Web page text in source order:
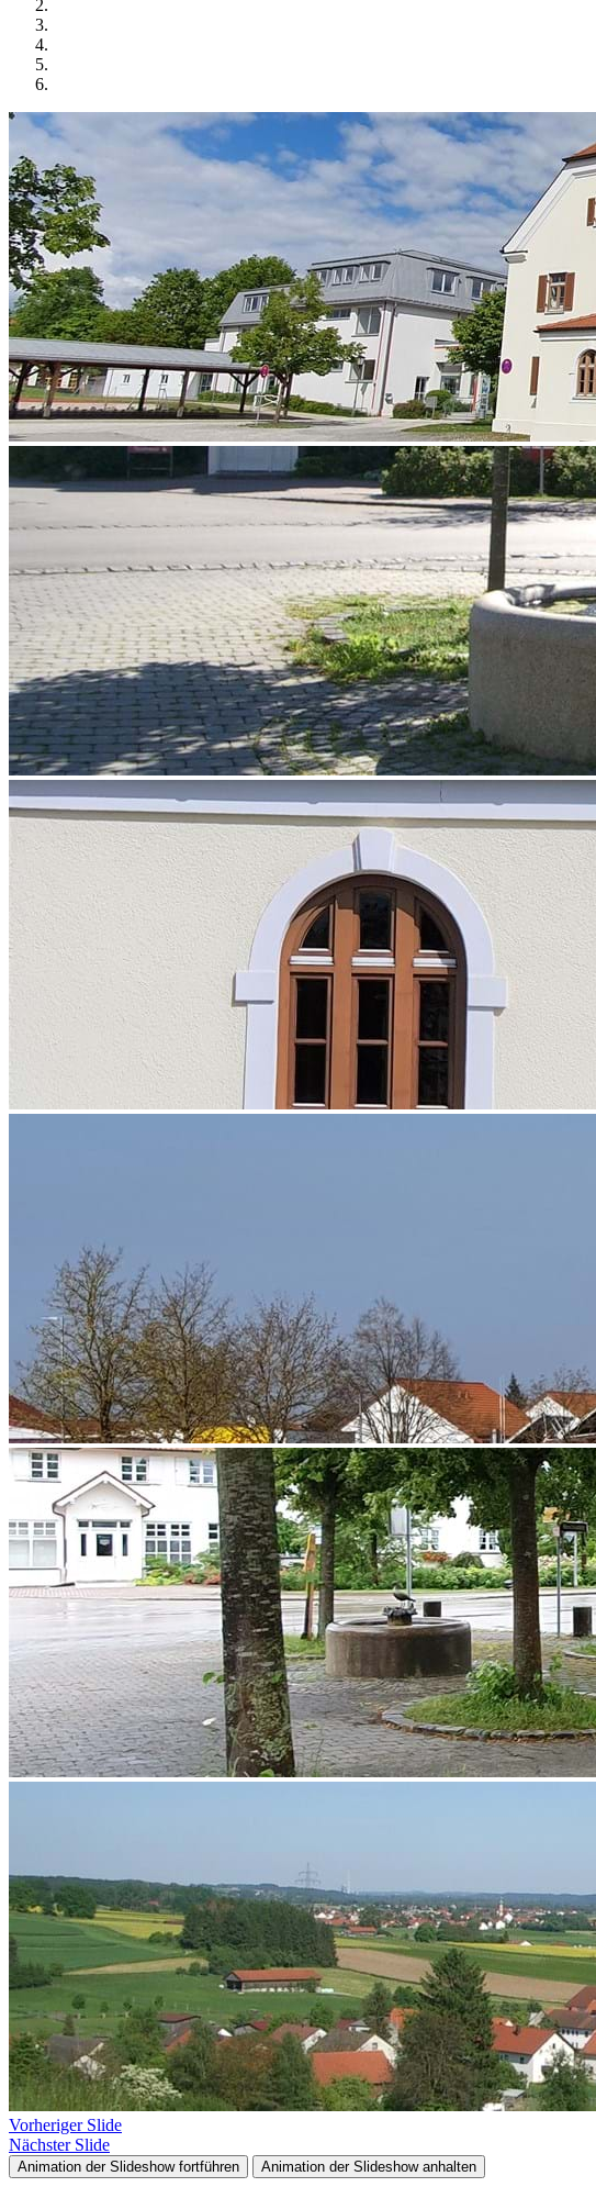
Vorheriger Slide
Nächster Slide
Animation der Slideshow fortführen Animation der Slideshow anhalten